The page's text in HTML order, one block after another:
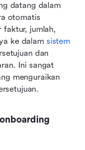
datang dalam
otomatis
jumlah,
ke dalam sistem
dan
Ini sangat
menguraikan